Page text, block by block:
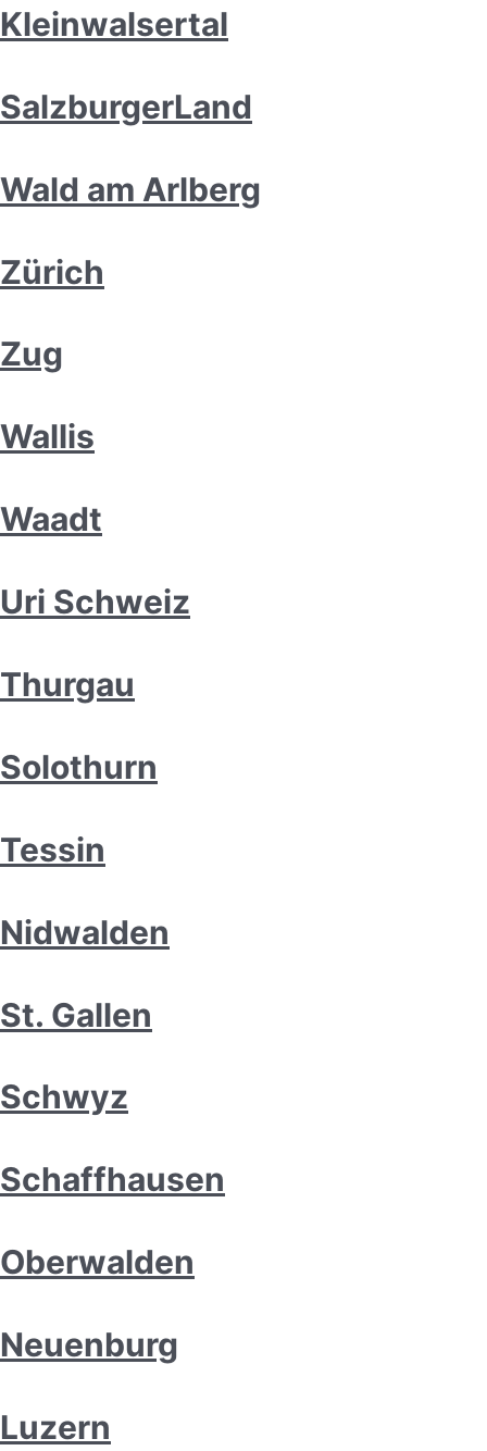
Kleinwalsertal
SalzburgerLand
Wald am Arlberg
Zürich
Zug
Wallis
Waadt
Uri Schweiz
Thurgau
Solothurn
Tessin
Nidwalden
St. Gallen
Schwyz
Schaffhausen
Oberwalden
Neuenburg
Luzern